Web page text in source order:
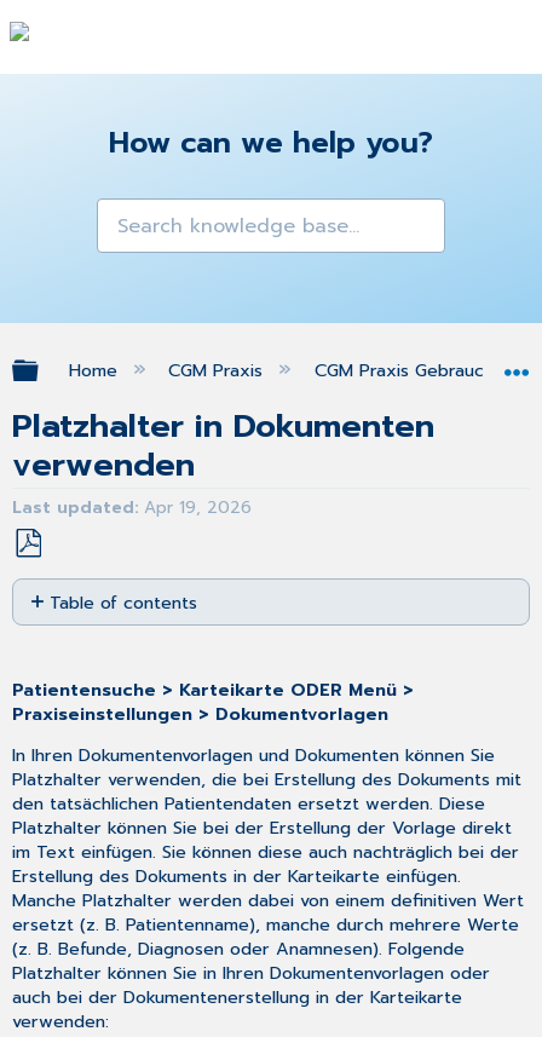
How can we help you?
Expand/collapse global hierarchy
Home CGM Praxis CGM Praxis
Platzhalter in Dokumenten
verwenden
Last updated Apr 19, 2026
Save
as
PDF
Table of contents
pro
Platzhalter
Patientensuche > Karteikarte ODER Menü >
Praxiseinstellungen > Dokumentvorlagen
In Ihren Dokumentenvorlagen und Dokumenten können Sie
Platzhalter verwenden, die bei Erstellung des Dokuments mit
den tatsächlichen Patientendaten ersetzt werden. Diese
Platzhalter können Sie bei der Erstellung der Vorlage direkt
im Text einfügen. Sie können diese auch nachträglich bei der
Erstellung des Dokuments in der Karteikarte einfügen.
Manche Platzhalter werden dabei von einem definitiven Wert
ersetzt (z. B. Patientenname), manche durch mehrere Werte
(z. B. Befunde, Diagnosen oder Anamnesen). Folgende
Platzhalter können Sie in Ihren Dokumentenvorlagen oder
auch bei der Dokumentenerstellung in der Karteikarte
verwenden: